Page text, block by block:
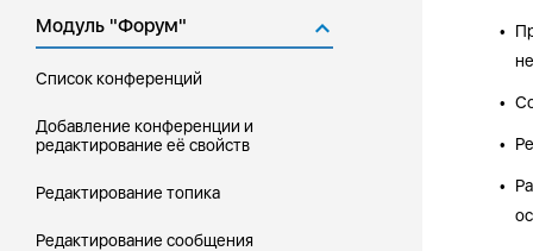
Модуль "Форум"
Список конференций
Добавление конференции и
редактирование её свойств
Редактирование топика
Редактирование сообщения
•
•
•
•